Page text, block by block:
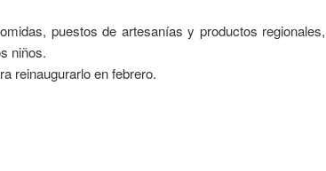
puestos de artesanías y productos regionales,
niños.
reinaugurarlo en febrero.